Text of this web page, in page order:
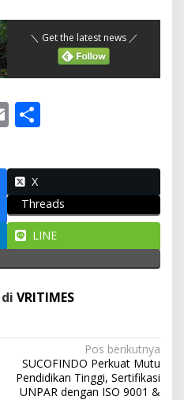
＼ Get the latest news ／
E
ai
l
ar
e
X
Threads
LINE
VRITIMES
Pos berikutnya
SUCOFINDO Perkuat Mutu
Pendidikan Tinggi, Sertifikasi
UNPAR dengan ISO 9001 &